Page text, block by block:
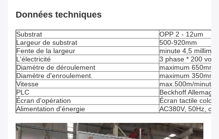
Données techniques
Substrat
OPP 2 - 12um
Largeur de substrat
500-920mm
Fente de la largeur
minute 4,5
L'électricité
3 phase * 200
Diamètre de déroulement
maximum 650mm
Diamètre d'enroulement.
maximum 350mm
Vitesse
max.500m/minute
PLC
Beckhoff
Écran d'opération
Écran tactile
Alimentation d'énergie
AC380V, 50Hz,